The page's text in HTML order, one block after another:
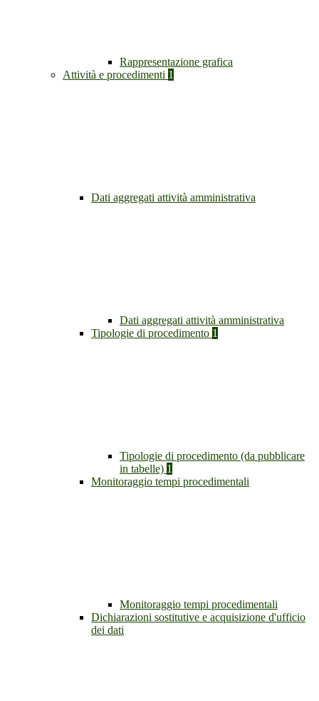
Rappresentazione grafica
Attività e procedimenti 1
Dati aggregati attività amministrativa
Dati aggregati attività amministrativa
Tipologie di procedimento 1
Tipologie di procedimento (da pubblicare
in tabelle) 1
Monitoraggio tempi procedimentali
Monitoraggio tempi procedimentali
Dichiarazioni sostitutive e acquisizione d'ufficio
dei dati